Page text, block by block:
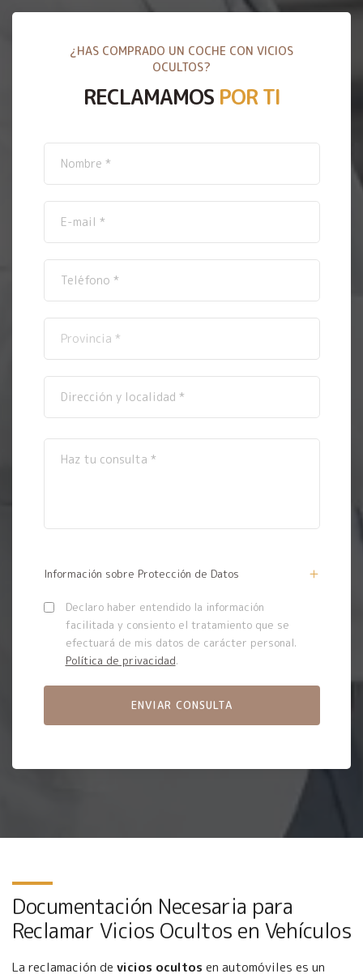
¿HAS COMPRADO UN COCHE CON VICIOS
OCULTOS?
RECLAMAMOS POR TI
Información sobre Protección de Datos
Declaro haber entendido la información
facilitada y consiento el tratamiento que se
efectuará de mis datos de carácter personal.
Política de privacidad.
Documentación Necesaria para
Reclamar Vicios Ocultos en Vehículos
La reclamación de vicios ocultos en automóviles es un